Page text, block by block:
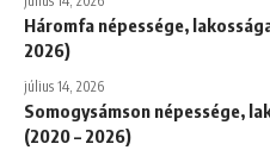
Háromfa népessége,
2026)
július 14, 2026
Somogysámson népessége,
(2020 – 2026)